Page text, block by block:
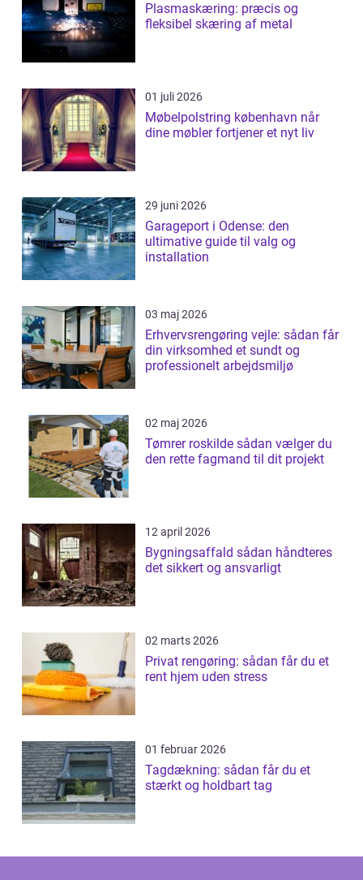
Plasmaskæring: præcis og
fleksibel skæring af metal
01 juli 2026
Møbelpolstring københavn når
dine møbler fortjener et nyt liv
29 juni 2026
Garageport i Odense: den
ultimative guide til valg og
installation
03 maj 2026
Erhvervsrengøring vejle: sådan får
din virksomhed et sundt og
professionelt arbejdsmiljø
02 maj 2026
Tømrer roskilde sådan vælger du
den rette fagmand til dit projekt
12 april 2026
Bygningsaffald sådan håndteres
det sikkert og ansvarligt
02 marts 2026
Privat rengøring: sådan får du et
rent hjem uden stress
01 februar 2026
Tagdækning: sådan får du et
stærkt og holdbart tag